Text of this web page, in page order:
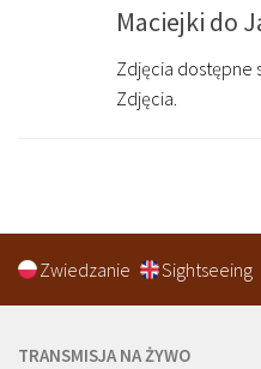
Maciejki do
Zdjęcia dostępne
Zdjęcia.
Zwiedzanie Sightseeing
TRANSMISJA NA ŻYWO